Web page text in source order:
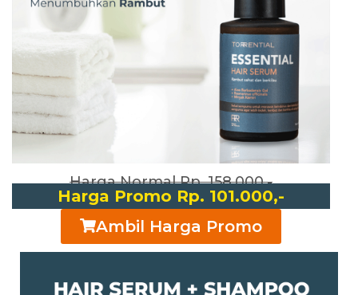
Harga Normal Rp. 158.000,-
Harga Promo Rp. 101.000,-
Ambil Harga Promo